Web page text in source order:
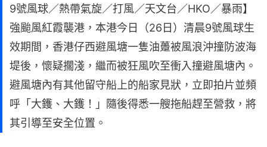
9號風球／熱帶氣旋／打風／天文台／HKO／暴雨】
強颱風紅霞襲港，本港今日（26日）清晨9號風球生
效期間，香港仔西避風塘一隻油躉被風浪沖撞防波海
堤後，懷疑擱淺，繼而被狂風吹至衝入撞避風塘內。
避風塘內有其他留守船上的船家見狀，立即拍片並頻
呼「大鑊、大鑊！」隨後得悉一艘拖船趕至營救，將
其引導至安全位置。